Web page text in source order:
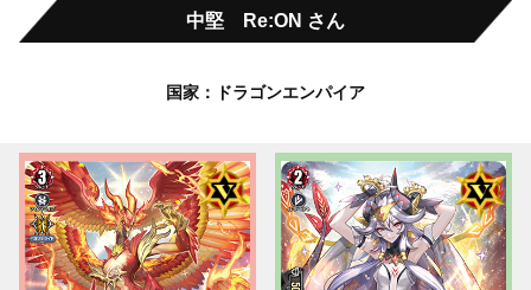
中堅 Re:ON さん
国家：ドラゴンエンパイア